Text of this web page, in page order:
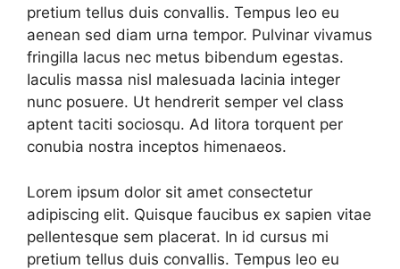
pretium tellus duis convallis. Tempus leo eu
aenean sed diam urna tempor. Pulvinar vivamus
fringilla lacus nec metus bibendum egestas.
Iaculis massa nisl malesuada lacinia integer
nunc posuere. Ut hendrerit semper vel class
aptent taciti sociosqu. Ad litora torquent per
conubia nostra inceptos himenaeos.
Lorem ipsum dolor sit amet consectetur
adipiscing elit. Quisque faucibus ex sapien vitae
pellentesque sem placerat. In id cursus mi
pretium tellus duis convallis. Tempus leo eu